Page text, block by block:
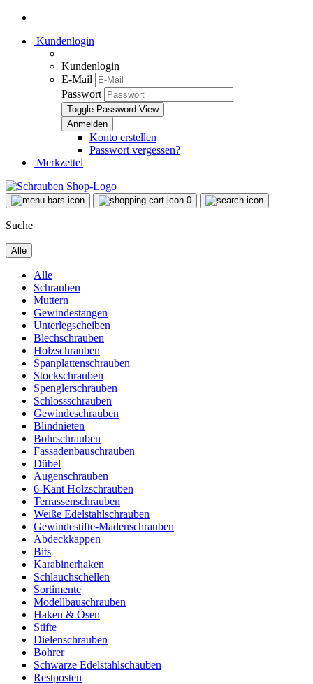
Kundenlogin
Kundenlogin
E-Mail
Passwort
Toggle Password View
Konto erstellen
Passwort vergessen?
Merkzettel
0
Suche
Alle
Alle
Schrauben
Muttern
Gewindestangen
Unterlegscheiben
Blechschrauben
Holzschrauben
Spanplattenschrauben
Stockschrauben
Spenglerschrauben
Schlossschrauben
Gewindeschrauben
Blindnieten
Bohrschrauben
Fassadenbauschrauben
Dübel
Augenschrauben
6-Kant Holzschrauben
Terrassenschrauben
Weiße Edelstahlschrauben
Gewindestifte-Madenschrauben
Abdeckkappen
Bits
Karabinerhaken
Schlauchschellen
Sortimente
Modellbauschrauben
Haken & Ösen
Stifte
Dielenschrauben
Bohrer
Schwarze Edelstahlschauben
Restposten